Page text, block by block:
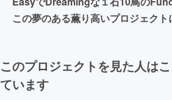
この夢のある薫り高いプロジェクト
このプロジェクトを見た人は
ています